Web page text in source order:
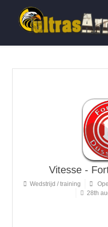
Vitesse -
Wedstrijd / training
28th